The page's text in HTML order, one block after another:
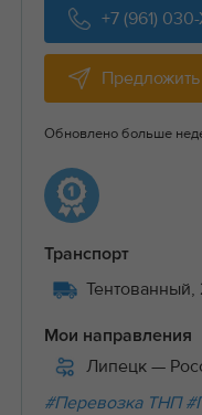
+7 (961)
Предложить
Обновлено больше
Транспорт
Тентованный,
Мои направления
Липецк —
#Перевозка ТНП